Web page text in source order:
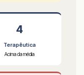
4
Terapêutica
Acima da média